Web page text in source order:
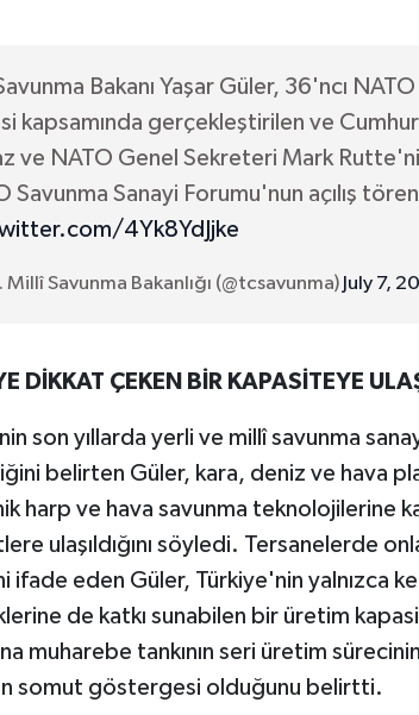
Bakanı Yaşar Güler, 36'ncı
kapsamında gerçekleştirilen ve
ve NATO Genel Sekreteri Mark
Savunma Sanayi Forumu'nun açılış
4Yk8YdJjke
Millî Savunma Bakanlığı (@tcsavunma) July 7,
DİKKAT ÇEKEN BİR KAPASİTEYE
son yıllarda yerli ve millî savunma
belirten Güler, kara, deniz ve hava
harp ve hava savunma teknolojilerine
ulaşıldığını söyledi. Tersanelerde
ifade eden Güler, Türkiye'nin yalnızca
de katkı sunabilen bir üretim
muharebe tankının seri üretim
somut göstergesi olduğunu belirtti.